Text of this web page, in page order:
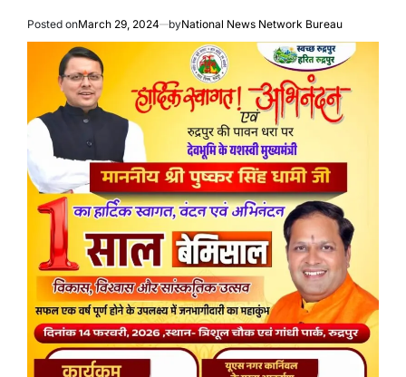
Posted onMarch 29, 2024 byNational News Network Bureau